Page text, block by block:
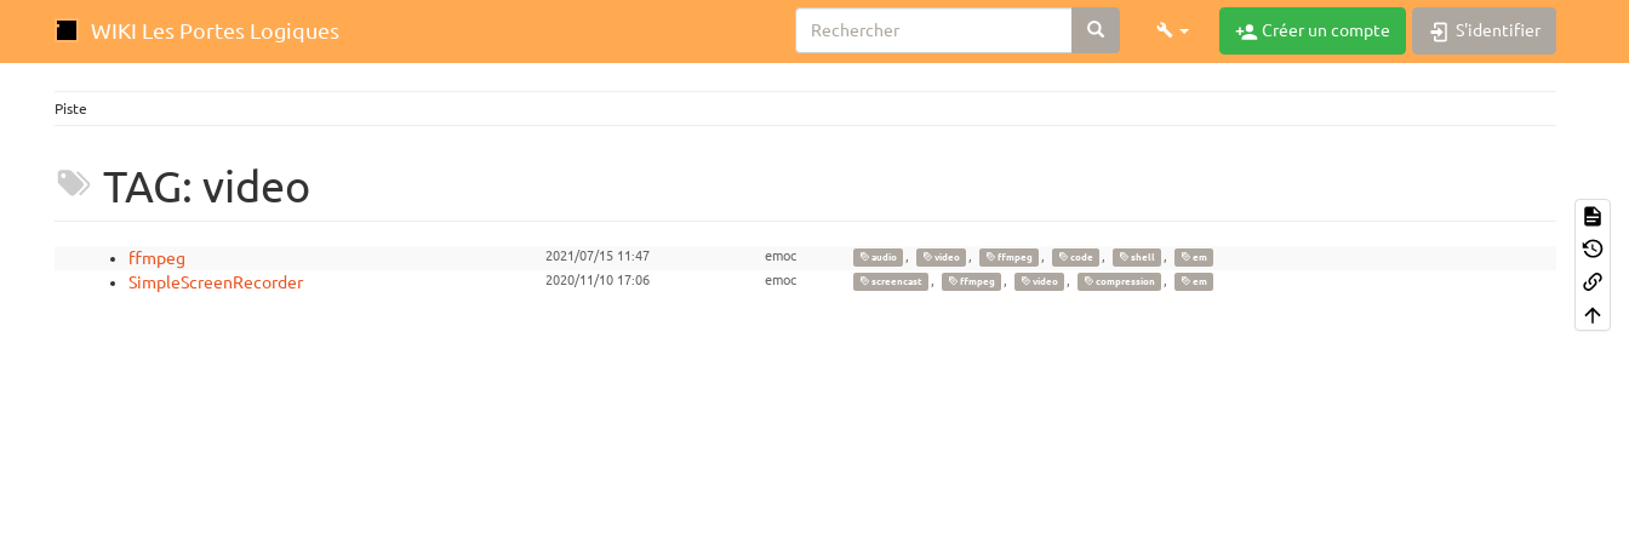
WIKI Les Portes Logiques Créer un compte S'identifier
Piste
TAG: video
ffmpeg 2021/07/15 11:47 emoc audio video ffmpeg code shell em
SimpleScreenRecorder 2020/11/10 17:06 emoc screencast ffmpeg video compression em